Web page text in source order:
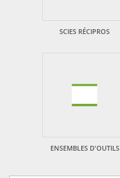
SCIES RÉCIPROS
ENSEMBLES D'OUTILS